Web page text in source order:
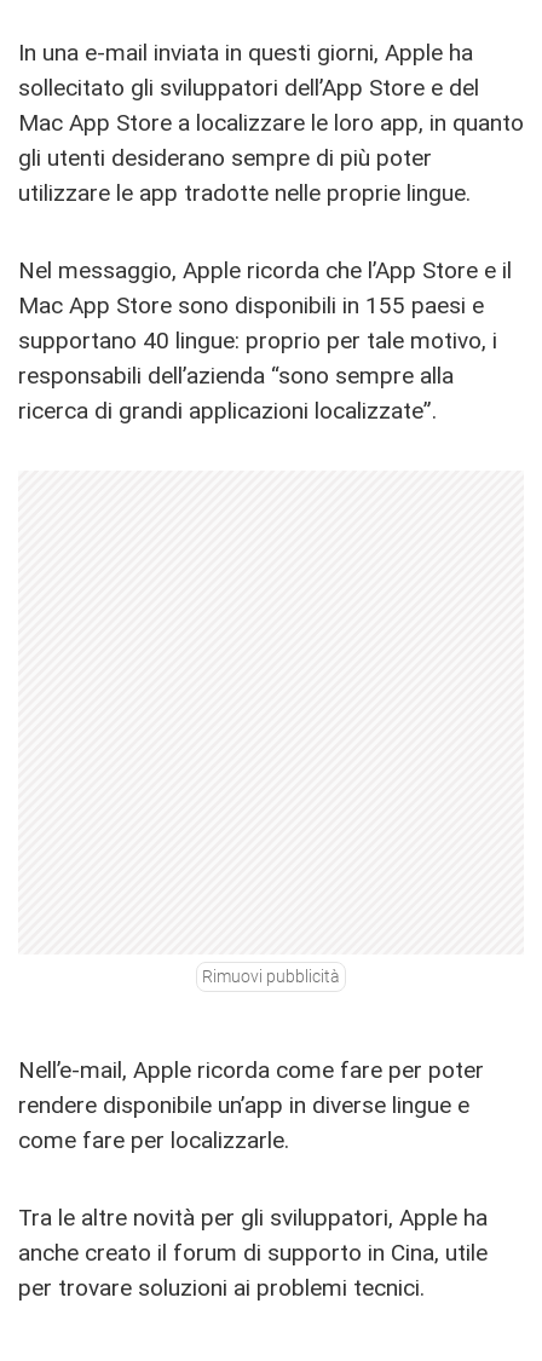
In una e-mail inviata in questi giorni, Apple ha
sollecitato gli sviluppatori dell’App Store e del
Mac App Store a localizzare le loro app, in quanto
gli utenti desiderano sempre di più poter
utilizzare le app tradotte nelle proprie lingue.
Nel messaggio, Apple ricorda che l’App Store e il
Mac App Store sono disponibili in 155 paesi e
supportano 40 lingue: proprio per tale motivo, i
responsabili dell’azienda “sono sempre alla
ricerca di grandi applicazioni localizzate”.
Rimuovi pubblicità
Nell’e-mail, Apple ricorda come fare per poter
rendere disponibile un’app in diverse lingue e
come fare per localizzarle.
Tra le altre novità per gli sviluppatori, Apple ha
anche creato il forum di supporto in Cina, utile
per trovare soluzioni ai problemi tecnici.